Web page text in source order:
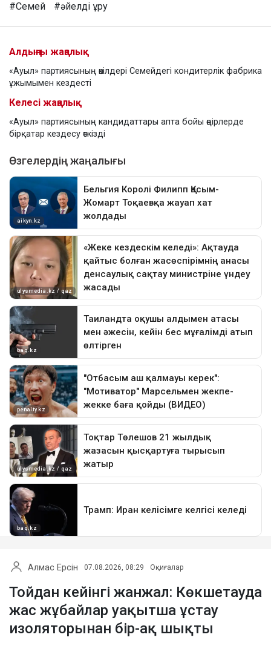
#Семей #әйелді ұру
Алдыңғы жаңалық
«Ауыл» партиясының өкілдері Семейдегі кондитерлік фабрика
ұжымымен кездесті
Келесі жаңалық
«Ауыл» партиясының кандидаттары апта бойы өңірлерде
бірқатар кездесу өткізді
Алмас Ерсін 07.08.2026, 08:29 Оқиғалар
Тойдан кейінгі жанжал: Көкшетауда
жас жұбайлар уақытша ұстау
изоляторынан бір-ақ шықты